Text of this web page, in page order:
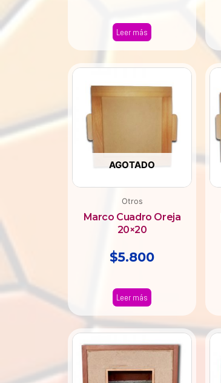
Leer más
AGOTADO
Otros
Marco Cuadro Oreja
20×20
$5.800
Leer más